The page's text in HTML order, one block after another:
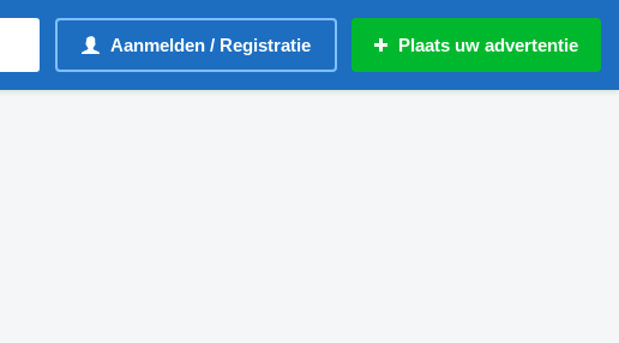
Aanmelden / Registratie Plaats uw advertentie